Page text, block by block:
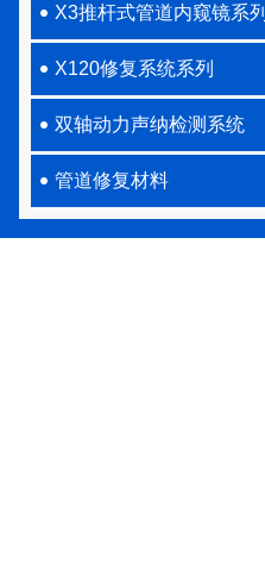
X3推杆式管道内窥镜系列
X120修复系统系列
双轴动力声纳检测系统
管道修复材料